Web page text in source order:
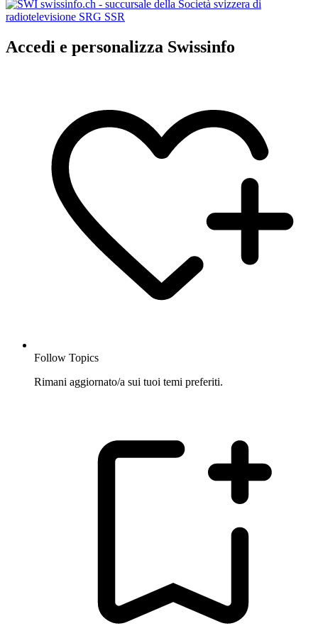
Accedi e personalizza Swissinfo
Follow Topics
Rimani aggiornato/a sui tuoi temi preferiti.